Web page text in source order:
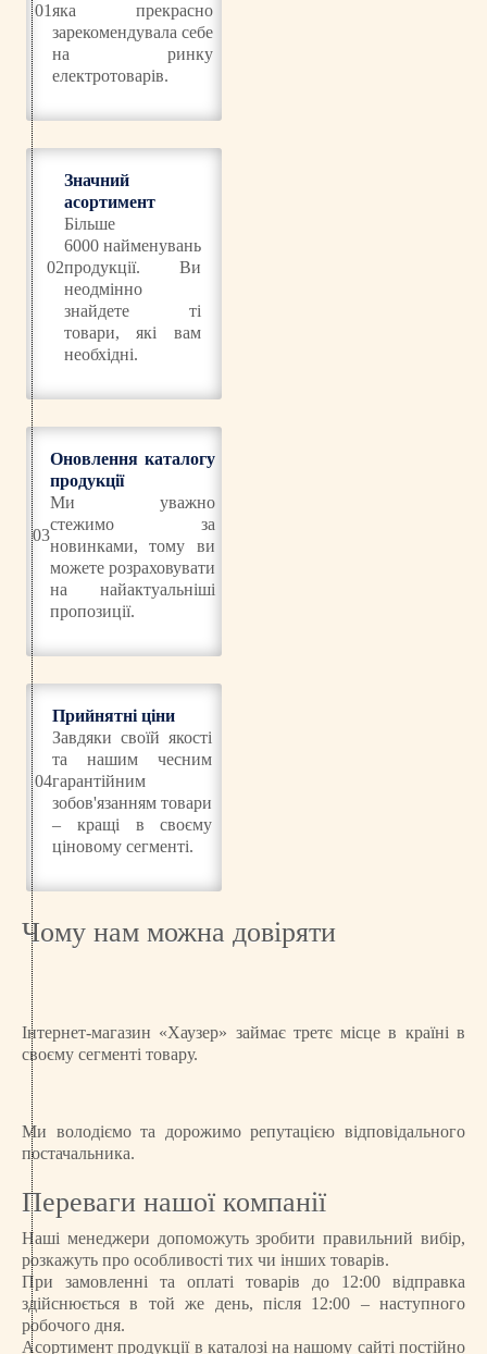
01яка прекрасно
зарекомендувала себе
на ринку
електротоварів.
02
Значний
асортимент
Більше
6000 найменувань
продукції. Ви
неодмінно
знайдете ті
товари, які вам
необхідні.
03
Оновлення каталогу
продукції
Ми уважно
стежимо за
новинками, тому ви
можете розраховувати
на найактуальніші
пропозиції.
04
Прийнятні ціни
Завдяки своїй якості
та нашим чесним
гарантійним
зобов'язанням товари
– кращі в своєму
ціновому сегменті.
Чому нам можна довіряти
Інтернет-магазин «Хаузер» займає третє місце в країні в
своєму сегменті товару.
Ми володіємо та дорожимо репутацією відповідального
постачальника.
Переваги нашої компанії
Наші менеджери допоможуть зробити правильний вибір,
розкажуть про особливості тих чи інших товарів.
При замовленні та оплаті товарів до 12:00 відправка
здійснюється в той же день, після 12:00 – наступного
робочого дня.
Асортимент продукції в каталозі на нашому сайті постійно